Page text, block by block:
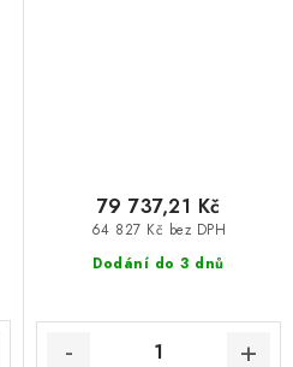
Dodání do 3 dnů
64 827 Kč bez DPH
79 737,21 Kč